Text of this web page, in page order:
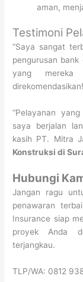
aman,
Testimoni
“Saya sangat
pengurusan
yang mereka
“Pelayanan
saya berjalan
kasih PT. Mitra
Konstruksi di
Hubungi
Jangan ragu
penawaran
Insurance siap
proyek Anda
terjangkau.
TLP/WA: 0812